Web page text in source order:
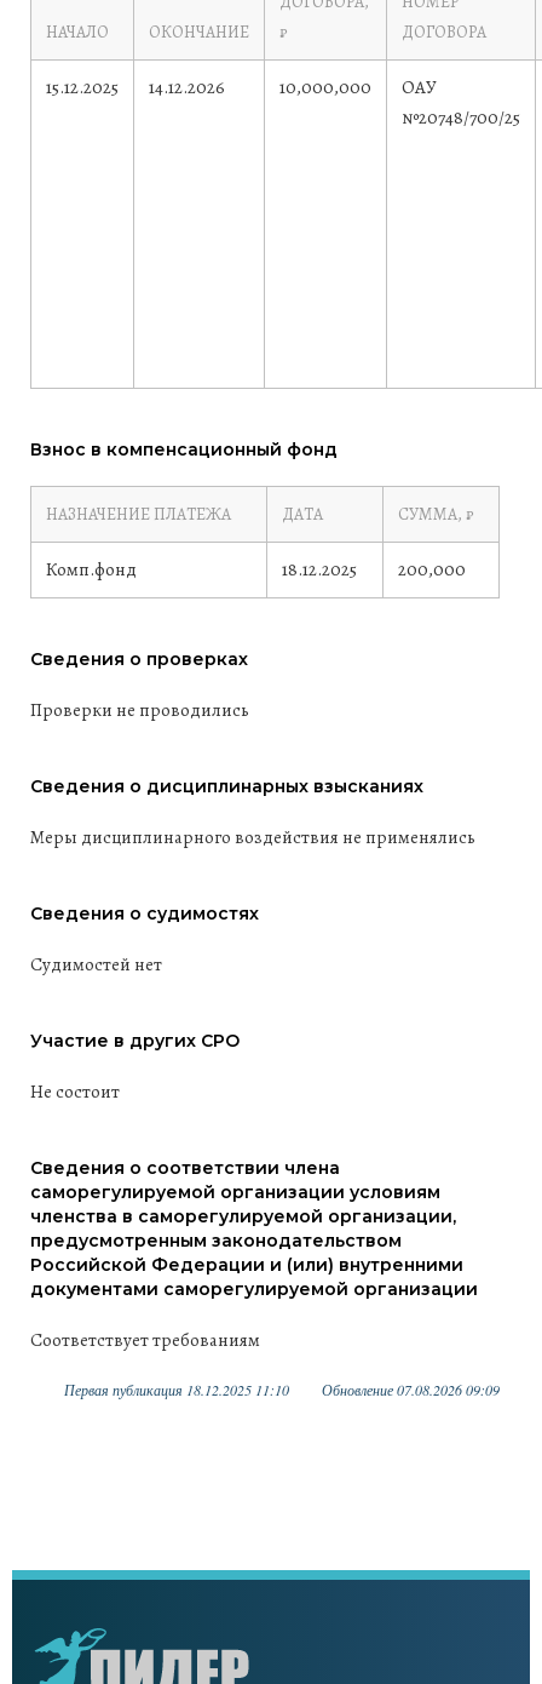
НАЧАЛО ОКОНЧАНИЕ
₽
ДОГОВОРА
15.12.2025 14.12.2026 10,000,000
ОАУ
№20748/700/25
Взнос в компенсационный фонд
НАЗНАЧЕНИЕ ПЛАТЕЖА ДАТА СУММА, ₽
Комп.фонд 18.12.2025 200,000
Сведения о проверках
Проверки не проводились
Сведения о дисциплинарных взысканиях
Меры дисциплинарного воздействия не применялись
Сведения о судимостях
Судимостей нет
Участие в других СРО
Не состоит
Сведения о соответствии члена
саморегулируемой организации условиям
членства в саморегулируемой организации,
предусмотренным законодательством
Российской Федерации и (или) внутренними
документами саморегулируемой организации
Соответствует требованиям
Первая публикация 18.12.2025 11:10 Обновление 07.08.2026 09:09